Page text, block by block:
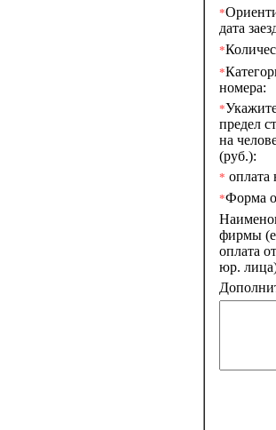
*
дата
*
*
номера:
*
предел
на
(руб.):
* оплата
*Форма
фирмы
оплата
юр.